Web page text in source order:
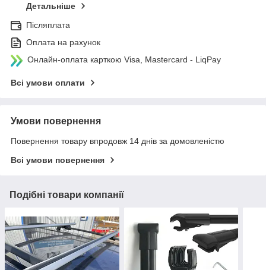
Детальніше
Післяплата
Оплата на рахунок
Онлайн-оплата карткою Visa, Mastercard - LiqPay
Всі умови оплати
Умови повернення
Повернення товару впродовж 14 днів за домовленістю
Всі умови повернення
Подібні товари компанії